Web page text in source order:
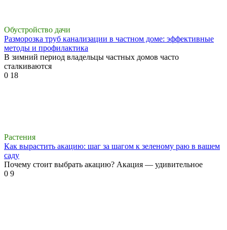
Обустройство дачи
Разморозка труб канализации в частном доме: эффективные
методы и профилактика
В зимний период владельцы частных домов часто
сталкиваются
0 18
Растения
Как вырастить акацию: шаг за шагом к зеленому раю в вашем
саду
Почему стоит выбрать акацию? Акация — удивительное
0 9